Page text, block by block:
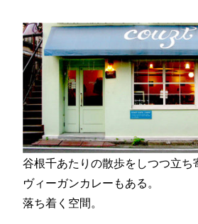
谷根千あたりの散歩をしつつ立ち
ヴィーガンカレーもある。
落ち着く空間。